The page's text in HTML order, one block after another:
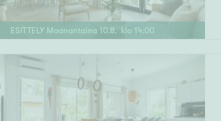
ESITTELY Maanantaina 10.8. klo 14:00